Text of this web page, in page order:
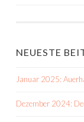
NEUESTE
Januar 2025:
Dezember 2024: